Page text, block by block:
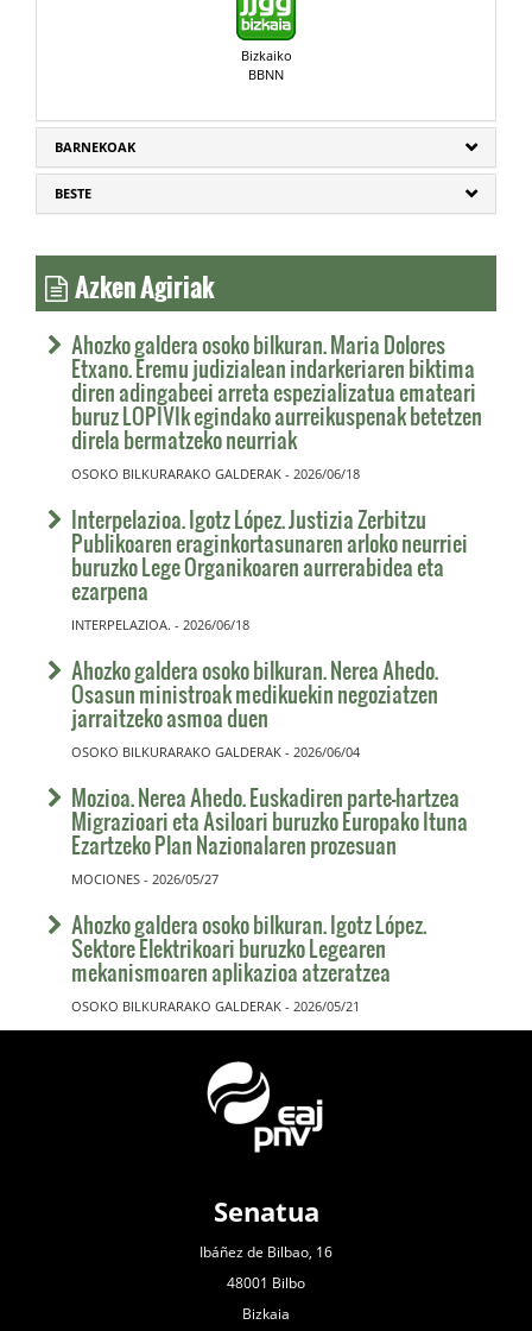
Bizkaiko
BBNN
BARNEKOAK
BESTE
Azken Agiriak
Ahozko galdera osoko bilkuran. Maria Dolores
Etxano. Eremu judizialean indarkeriaren biktima
diren adingabeei arreta espezializatua emateari
buruz LOPIVIk egindako aurreikuspenak betetzen
direla bermatzeko neurriak
OSOKO BILKURARAKO GALDERAK - 2026/06/18
Interpelazioa. Igotz López. Justizia Zerbitzu
Publikoaren eraginkortasunaren arloko neurriei
buruzko Lege Organikoaren aurrerabidea eta
ezarpena
INTERPELAZIOA. - 2026/06/18
Ahozko galdera osoko bilkuran. Nerea Ahedo.
Osasun ministroak medikuekin negoziatzen
jarraitzeko asmoa duen
OSOKO BILKURARAKO GALDERAK - 2026/06/04
Mozioa. Nerea Ahedo. Euskadiren parte-hartzea
Migrazioari eta Asiloari buruzko Europako Ituna
Ezartzeko Plan Nazionalaren prozesuan
MOCIONES - 2026/05/27
Ahozko galdera osoko bilkuran. Igotz López.
Sektore Elektrikoari buruzko Legearen
mekanismoaren aplikazioa atzeratzea
OSOKO BILKURARAKO GALDERAK - 2026/05/21
Senatua
Ibáñez de Bilbao, 16
48001 Bilbo
Bizkaia